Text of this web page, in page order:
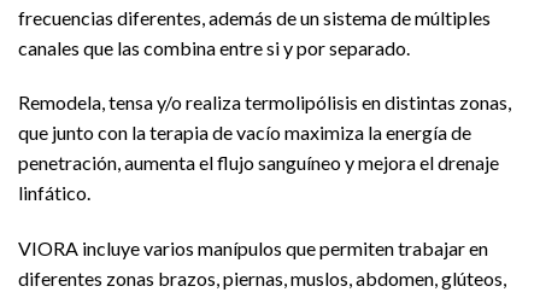
frecuencias diferentes, además de un sistema de múltiples
canales que las combina entre si y por separado.
Remodela, tensa y/o realiza termolipólisis en distintas zonas,
que junto con la terapia de vacío maximiza la energía de
penetración, aumenta el flujo sanguíneo y mejora el drenaje
linfático.
VIORA incluye varios manípulos que permiten trabajar en
diferentes zonas brazos, piernas, muslos, abdomen, glúteos,